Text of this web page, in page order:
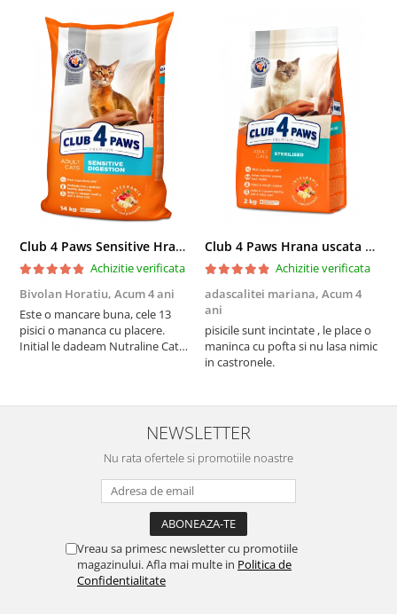
Club 4 Paws Sensitive Hrana uscata pisici adulte, 14kg
Achizitie verificata
Bivolan Horatiu, Acum 4 ani
Este o mancare buna, cele 13
pisici o mananca cu placere.
Initial le dadeam Nutraline Cat
nu o mananca cu placere. Eu
sunt multumit si voi continua cu
Club 4 Paws Hrana uscata pisici sterilizate, 2kg
Achizitie verificata
adascalitei mariana, Acum 4
ani
pisicile sunt incintate , le place o
maninca cu pofta si nu lasa nimic
in castronele.
NEWSLETTER
Nu rata ofertele si promotiile noastre
Vreau sa primesc newsletter cu promotiile
magazinului. Afla mai multe in Politica de
Confidentialitate